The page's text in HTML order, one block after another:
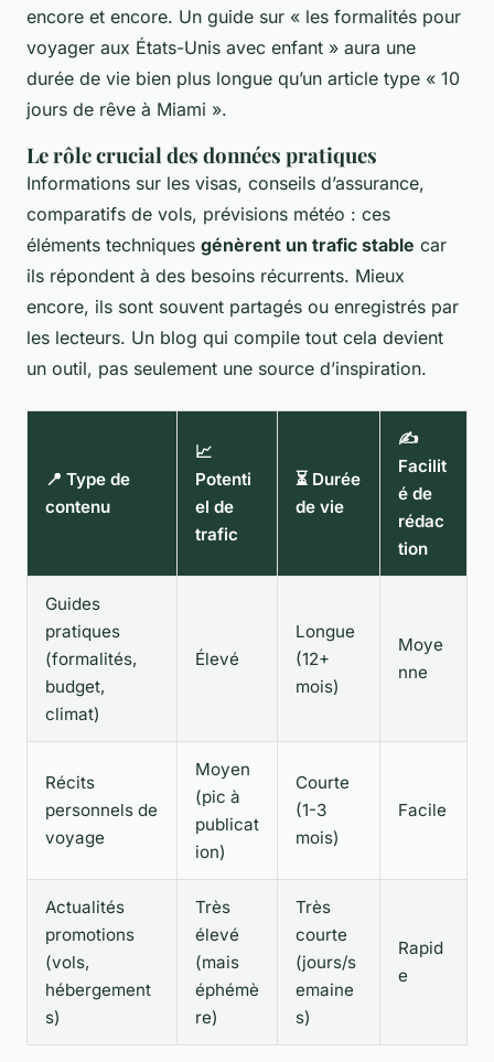
encore et encore. Un guide sur « les formalités pour
voyager aux États-Unis avec enfant » aura une
durée de vie bien plus longue qu’un article type « 10
jours de rêve à Miami ».
Le rôle crucial des données pratiques
Informations sur les visas, conseils d’assurance,
comparatifs de vols, prévisions météo : ces
éléments techniques génèrent un trafic stable car
ils répondent à des besoins récurrents. Mieux
encore, ils sont souvent partagés ou enregistrés par
les lecteurs. Un blog qui compile tout cela devient
un outil, pas seulement une source d’inspiration.
📍 Type de
contenu
📈
Potenti
el de
trafic
⏳ Durée
de vie
✍️
Facilit
é de
rédac
tion
Guides
pratiques
(formalités,
budget,
climat)
Élevé
Longue
(12+
mois)
Moye
nne
Récits
personnels de
voyage
Moyen
(pic à
publicat
ion)
Courte
(1-3
mois)
Facile
Actualités
promotions
(vols,
hébergement
s)
Très
élevé
(mais
éphémè
re)
Très
courte
(jours/s
emaine
s)
Rapid
e